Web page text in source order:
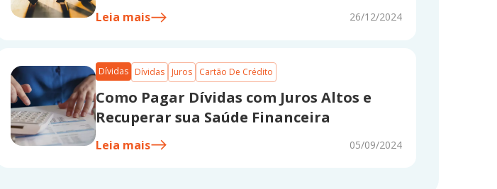
Leia mais 26/12/2024
Dívidas Dívidas Juros Cartão De Crédito
Como Pagar Dívidas com Juros Altos e
Recuperar sua Saúde Financeira
Leia mais 05/09/2024